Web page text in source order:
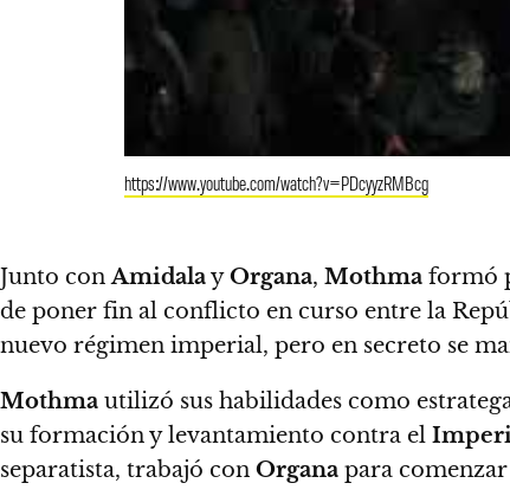
https://www.youtube.com/watch?v=PDcyyzRMBcg
Junto conAmidalayOrgana, Mothma formó
de poner fin al conflicto en curso entre la
nuevo régimen imperial, pero en secreto se
Mothma utilizó sus habilidades como
su formación y levantamiento contra el
separatista, trabajó con Organa para